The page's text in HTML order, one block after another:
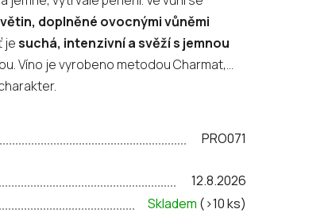
doplněné ovocnými vůněmi
jesuchá, intenzivní a svěžís jemnou
Víno je vyrobeno metodou Charmat,
Skladem (>10 ks)
12.8.2026
PRO071